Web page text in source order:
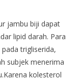
jambu biji dapat
lipid darah. Para
trigliserida,
subjek menerima
kolesterol